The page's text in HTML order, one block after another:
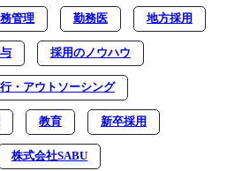
管理 勤務医 地方採用
採用のノウハウ
・アウトソーシング
教育 新卒採用
株式会社SABU